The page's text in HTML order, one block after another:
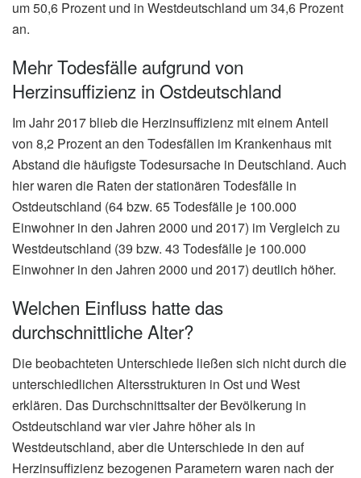
um 50,6 Prozent und in Westdeutschland um 34,6 Prozent
an.
Mehr Todesfälle aufgrund von
Herzinsuffizienz in Ostdeutschland
Im Jahr 2017 blieb die Herzinsuffizienz mit einem Anteil
von 8,2 Prozent an den Todesfällen im Krankenhaus mit
Abstand die häufigste Todesursache in Deutschland. Auch
hier waren die Raten der stationären Todesfälle in
Ostdeutschland (64 bzw. 65 Todesfälle je 100.000
Einwohner in den Jahren 2000 und 2017) im Vergleich zu
Westdeutschland (39 bzw. 43 Todesfälle je 100.000
Einwohner in den Jahren 2000 und 2017) deutlich höher.
Welchen Einfluss hatte das
durchschnittliche Alter?
Die beobachteten Unterschiede ließen sich nicht durch die
unterschiedlichen Altersstrukturen in Ost und West
erklären. Das Durchschnittsalter der Bevölkerung in
Ostdeutschland war vier Jahre höher als in
Westdeutschland, aber die Unterschiede in den auf
Herzinsuffizienz bezogenen Parametern waren nach der